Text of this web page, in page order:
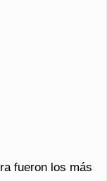
fueron los más